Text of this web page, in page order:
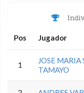
Pos Jugador
1
JOSE MARIA
TAMAYO